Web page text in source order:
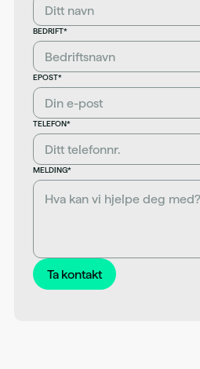
BEDRIFT*
EPOST*
TELEFON*
MELDING*
Ta kontakt